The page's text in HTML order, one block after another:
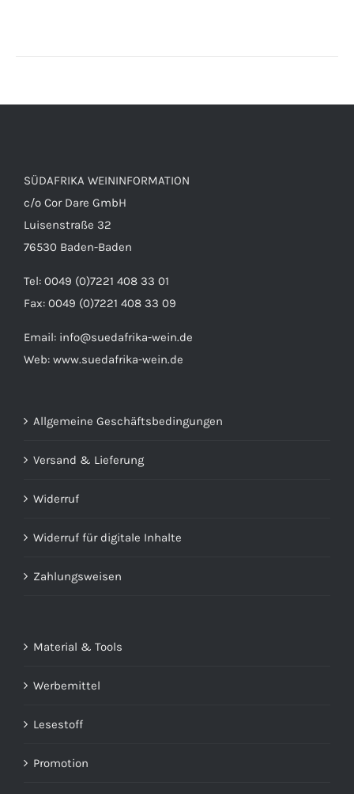
SÜDAFRIKA WEININFORMATION
c/o Cor Dare GmbH
Luisenstraße 32
76530 Baden-Baden
Tel: 0049 (0)7221 408 33 01
Fax: 0049 (0)7221 408 33 09
Email: info@suedafrika-wein.de
Web: www.suedafrika-wein.de
Allgemeine Geschäftsbedingungen
Versand & Lieferung
Widerruf
Widerruf für digitale Inhalte
Zahlungsweisen
Material & Tools
Werbemittel
Lesestoff
Promotion